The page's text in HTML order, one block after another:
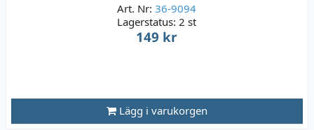
Art. Nr:36-9094
Lagerstatus: 2 st
149 kr
Lägg i varukorgen